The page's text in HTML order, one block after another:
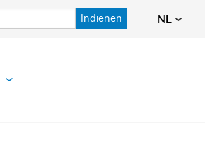
Indienen NL